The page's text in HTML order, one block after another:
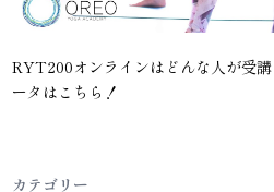
RYT200オンラインはどんな人が受
ータはこちら！
カテゴリー